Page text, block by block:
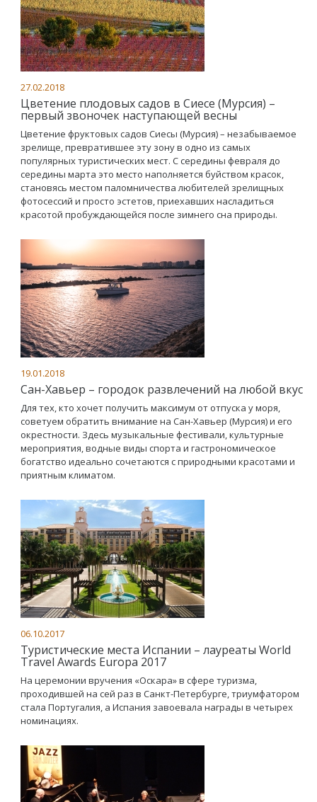
27.02.2018
Цветение плодовых садов в Сиесе (Мурсия) –
первый звоночек наступающей весны
Цветение фруктовых садов Сиесы (Мурсия) – незабываемое
зрелище, превратившее эту зону в одно из самых
популярных туристических мест. С середины февраля до
середины марта это место наполняется буйством красок,
становясь местом паломничества любителей зрелищных
фотосессий и просто эстетов, приехавших насладиться
красотой пробуждающейся после зимнего сна природы.
19.01.2018
Сан-Хавьер – городок развлечений на любой вкус
Для тех, кто хочет получить максимум от отпуска у моря,
советуем обратить внимание на Сан-Хавьер (Мурсия) и его
окрестности. Здесь музыкальные фестивали, культурные
мероприятия, водные виды спорта и гастрономическое
богатство идеально сочетаются с природными красотами и
приятным климатом.
06.10.2017
Туристические места Испании – лауреаты World
Travel Awards Europa 2017
На церемонии вручения «Оскара» в сфере туризма,
проходившей на сей раз в Санкт-Петербурге, триумфатором
стала Португалия, а Испания завоевала награды в четырех
номинациях.